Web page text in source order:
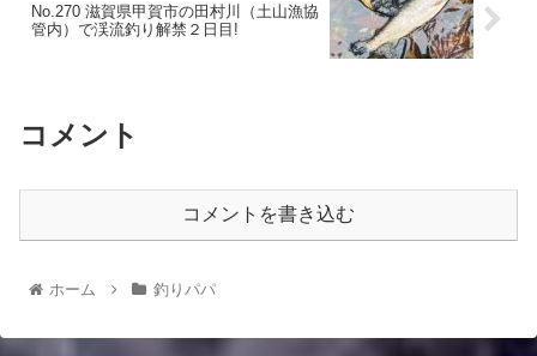
No.270 滋賀県甲賀市の田村川（土山漁協
管内）で渓流釣り解禁２日目!
コメント
コメントを書き込む
ホーム 釣りパパ